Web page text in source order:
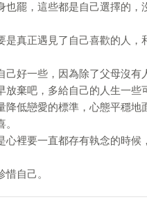
罷，這些都是自己選擇的
真正遇見了自己喜歡的人
己好一些，因為除了父母沒
棄吧，多給自己的人生一些
低戀愛的標準，心態平穩地
心裡要一直都存有執念的時
自己。